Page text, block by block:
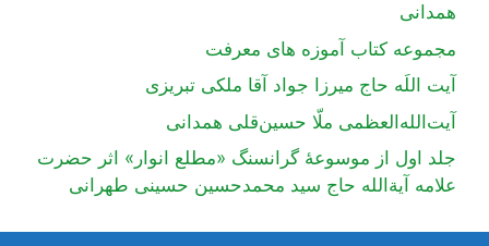
همدانی
مجموعه کتاب آموزه های معرفت
آیت اللَه حاج میرزا جواد آقا ملکی تبریزی
آیت‌الله‌العظمی ملّا حسین‌قلی همدانی
جلد اول از موسوعۀ گرانسنگ «مطلع انوار» اثر حضرت
علامه آیة‌الله حاج سید محمدحسین حسینی طهرانی